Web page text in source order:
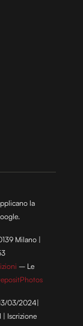
la
Milano |
– Le
03/2024|
| Iscrizione